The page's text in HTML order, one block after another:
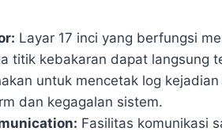
Layar 17 inci yang berfungsi
titik kebakaran dapat langsung
untuk mencetak log
dan kegagalan sistem.
Fasilitas komunikasi